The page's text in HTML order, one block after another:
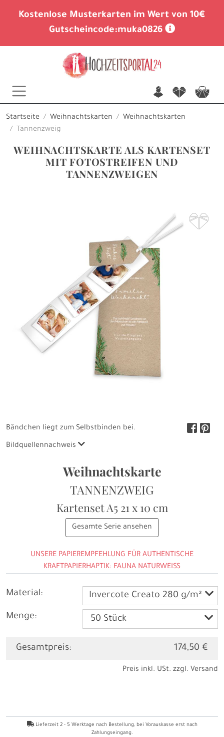
Kostenlose Musterkarten im Wert von 10€
Gutscheincode:muka0826
n f c
Startseite Weihnachtskarten
Weihnachtskarten
Tannenzweig
WEIHNACHTSKARTE ALS KARTENSET
MIT FOTOSTREIFEN UND
TANNENZWEIGEN
F
Weihnachtskarte
TANNENZWEIG
Kartenset A5 21 x 10 cm
Gesamte Serie ansehen
UNSERE PAPIEREMPFEHLUNG FÜR AUTHENTISCHE
KRAFTPAPIERHAPTIK: FAUNA NATURWEISS
Material: Invercote Creato 280 g/m²
Menge:
Gesamtpreis: 174,50 €
Preis inkl. USt. zzgl. Versand
Lieferzeit 2 - 5 Werktage nach Bestellung, bei Vorauskasse erst nach
Zahlungseingang.
Bändchen liegt zum Selbstbinden bei.
Bildquellennachweis